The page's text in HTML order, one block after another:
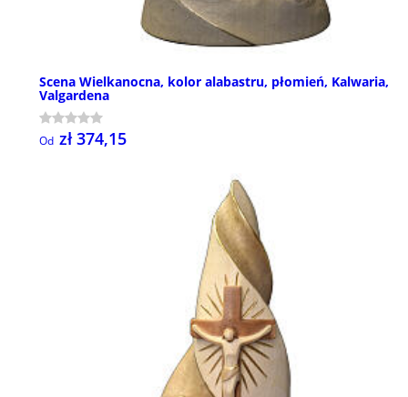
Scena Wielkanocna, kolor alabastru, płomień, Kalwaria,
Valgardena
Od zł 374,15